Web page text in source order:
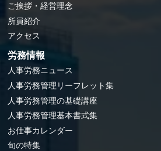
ご挨拶・経営理念
所員紹介
アクセス
労務情報
人事労務ニュース
人事労務管理リーフレット集
人事労務管理の基礎講座
人事労務管理基本書式集
お仕事カレンダー
旬の特集